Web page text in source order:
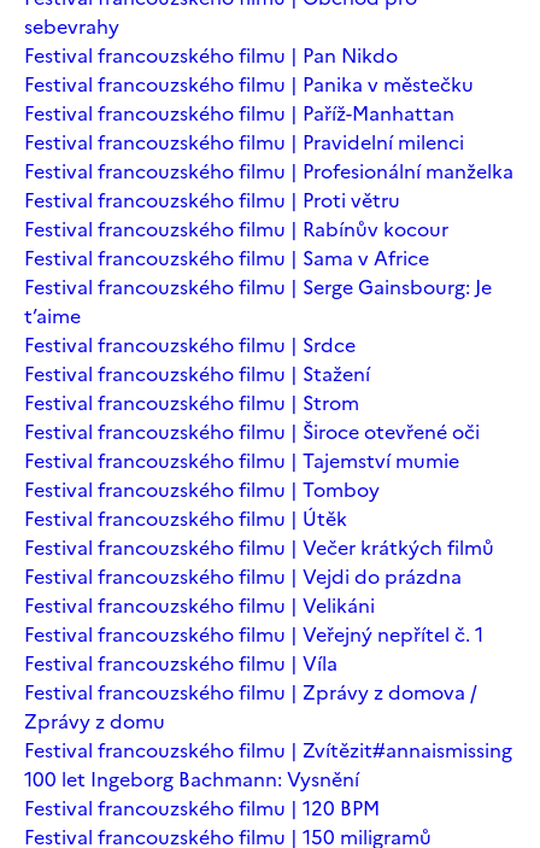
sebevrahy
Festival francouzského filmu | Pan Nikdo
Festival francouzského filmu | Panika v městečku
Festival francouzského filmu | Paříž-Manhattan
Festival francouzského filmu | Pravidelní milenci
Festival francouzského filmu | Profesionální manželka
Festival francouzského filmu | Proti větru
Festival francouzského filmu | Rabínův kocour
Festival francouzského filmu | Sama v Africe
Festival francouzského filmu | Serge Gainsbourg: Je
t’aime
Festival francouzského filmu | Srdce
Festival francouzského filmu | Stažení
Festival francouzského filmu | Strom
Festival francouzského filmu | Široce otevřené oči
Festival francouzského filmu | Tajemství mumie
Festival francouzského filmu | Tomboy
Festival francouzského filmu | Útěk
Festival francouzského filmu | Večer krátkých filmů
Festival francouzského filmu | Vejdi do prázdna
Festival francouzského filmu | Velikáni
Festival francouzského filmu | Veřejný nepřítel č. 1
Festival francouzského filmu | Víla
Festival francouzského filmu | Zprávy z domova /
Zprávy z domu
Festival francouzského filmu | Zvítězit#annaismissing
100 let Ingeborg Bachmann: Vysnění
Festival francouzského filmu | 120 BPM
Festival francouzského filmu | 150 miligramů